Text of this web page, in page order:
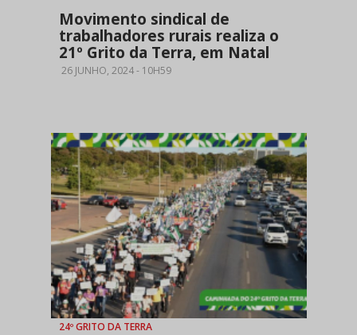
Movimento sindical de
trabalhadores rurais realiza o
21º Grito da Terra, em Natal
26 JUNHO, 2024 - 10H59
24º GRITO DA TERRA